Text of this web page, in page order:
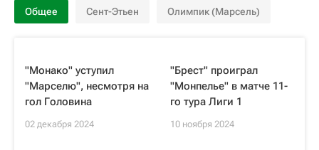
Общее Сент-Этьен Олимпик (Марсель)
"Монако" уступил
"Марселю", несмотря на
гол Головина
02 декабря 2024
"Брест" проиграл
"Монпелье" в матче 11-
го тура Лиги 1
10 ноября 2024